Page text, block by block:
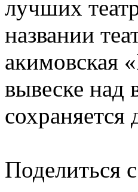
лучших
названии
акимовская
вывеске над
сохраняется
Поделиться